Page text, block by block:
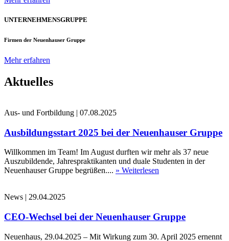
UNTERNEHMENSGRUPPE
Firmen der Neuenhauser Gruppe
Mehr erfahren
Aktuelles
Aus- und Fortbildung | 07.08.2025
Ausbildungsstart 2025 bei der Neuenhauser Gruppe
Willkommen im Team! Im August durften wir mehr als 37 neue
Auszubildende, Jahrespraktikanten und duale Studenten in der
Neuenhauser Gruppe begrüßen.... » Weiterlesen
News | 29.04.2025
CEO-Wechsel bei der Neuenhauser Gruppe
Neuenhaus, 29.04.2025 – Mit Wirkung zum 30. April 2025 ernennt